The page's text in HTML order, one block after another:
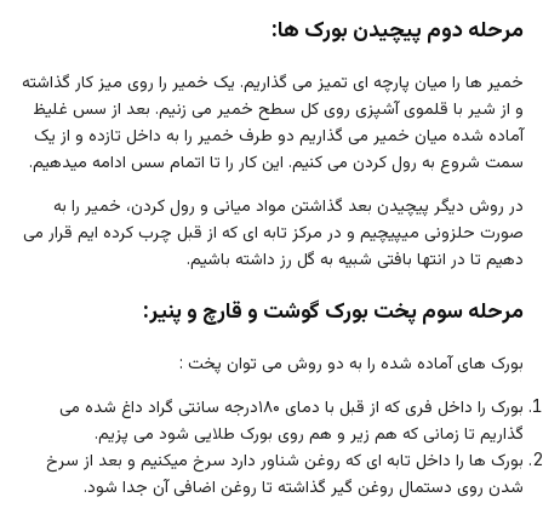
مرحله دوم پیچیدن بورک ها:
خمیر ها را میان پارچه ای تمیز می گذاریم. یک خمیر را روی میز کار گذاشته
و از شیر با قلموی آشپزی روی کل سطح خمیر می زنیم. بعد از سس غلیظ
آماده شده میان خمیر می گذاریم دو طرف خمیر را به داخل تازده و از یک
سمت شروع به رول کردن می کنیم. این کار را تا اتمام سس ادامه میدهیم.
در روش دیگر پیچیدن بعد گذاشتن مواد میانی و رول کردن، خمیر را به
صورت حلزونی میپیچیم و در مرکز تابه ای که از قبل چرب کرده ایم قرار می
دهیم تا در انتها بافتی شبیه به گل رز داشته باشیم.
مرحله سوم پخت بورک گوشت و قارچ و پنیر:
بورک های آماده شده را به دو روش می توان پخت :
بورک را داخل فری که از قبل با دمای ۱۸۰درجه سانتی گراد داغ شده می
گذاریم تا زمانی که هم زیر و هم روی بورک طلایی شود می پزیم.
بورک ها را داخل تابه ای که روغن شناور دارد سرخ میکنیم و بعد از سرخ
شدن روی دستمال روغن گیر گذاشته تا روغن اضافی آن جدا شود.